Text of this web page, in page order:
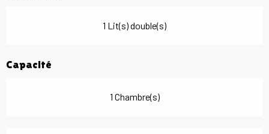
1 Lit(s) double(s)
Capacité
1 Chambre(s)